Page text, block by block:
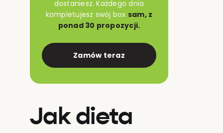
dostaniesz. Każdego dnia
kompletujesz swój box sam, z
ponad 30 propozycji.
Zamów teraz
Jak dieta